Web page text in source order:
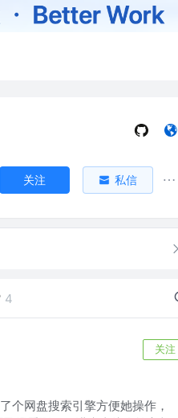
关注 私信
4
关注
个网盘搜索引擎方便她操作，